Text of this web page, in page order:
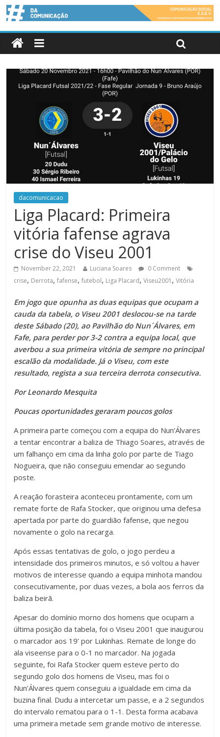
dacomunicacao
Liga Placard: Primeira
vitória fafense agrava
crise do Viseu 2001
November 22, 2021 Luciana Soares
0 Comment
crise, Derrota,fafense,futebol, Liga Placard,Viseu2001 ,Vitória
Em jogo que opunha as duas equipas que ocupam a
cauda da tabela, o Viseu 2001 deslocou-se na tarde
deste Sábado (20), ao Pavilhão do Nun´Álvares, em
Fafe, para perder por 3-2 contra a equipa local, que
averbou a sua primeira vitória de sempre no principal
escalão da modalidade. Já o Viseu, com este
resultado, regista a sua terceira derrota consecutiva.
Por Leonardo Mesquita
Poucas oportunidades geraram poucos golos
A primeira parte começou com a equipa do Nun’Álvares
a tentar encontrar a baliza de Thiago Soares, através de
um falhanço em cima da linha golo por parte de Tiago
Nogueira, que não conseguiu emendar ao segundo
poste.
A reação forasteira aconteceu prontamente, com um
remate forte de Rafa Stocker, que originou uma defesa
apertada por parte do guardião fafense, que negou
novamente o golo na recarga.
Após essas tentativas de golo, o jogo perdeu a
intensidade dos primeiros minutos, e só voltou a haver
motivos de interesse quando a equipa minhota mandou
consecutivamente, por duas vezes, a bola aos ferros da
baliza beirã.
Apesar do domínio morno dos homens que ocupam a
última posição da tabela, foi o Viseu 2001 que inaugurou
o marcador aos 19’ por Lukinhas. Remate de longe do
ala viseense para o 0-1 no marcador. Na jogada
seguinte, foi Rafa Stocker quem esteve perto do
segundo golo dos homens de Viseu, mas foi o
Nun’Álvares quem conseguiu a igualdade em cima da
buzina final. Dudu a intercetar um passe, e a 2 segundos
do intervalo rematou para o 1-1. Desta forma acabava
uma primeira metade sem grande motivo de interesse.